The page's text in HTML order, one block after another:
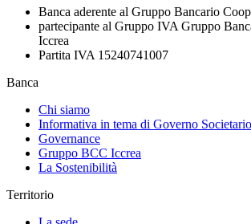
Banca aderente al Gruppo Bancario
partecipante al Gruppo IVA Gruppo
Iccrea
Partita IVA 15240741007
Banca
Chi siamo
Informativa in tema di Governo Societario
Governance
Gruppo BCC Iccrea
La Sostenibilità
Territorio